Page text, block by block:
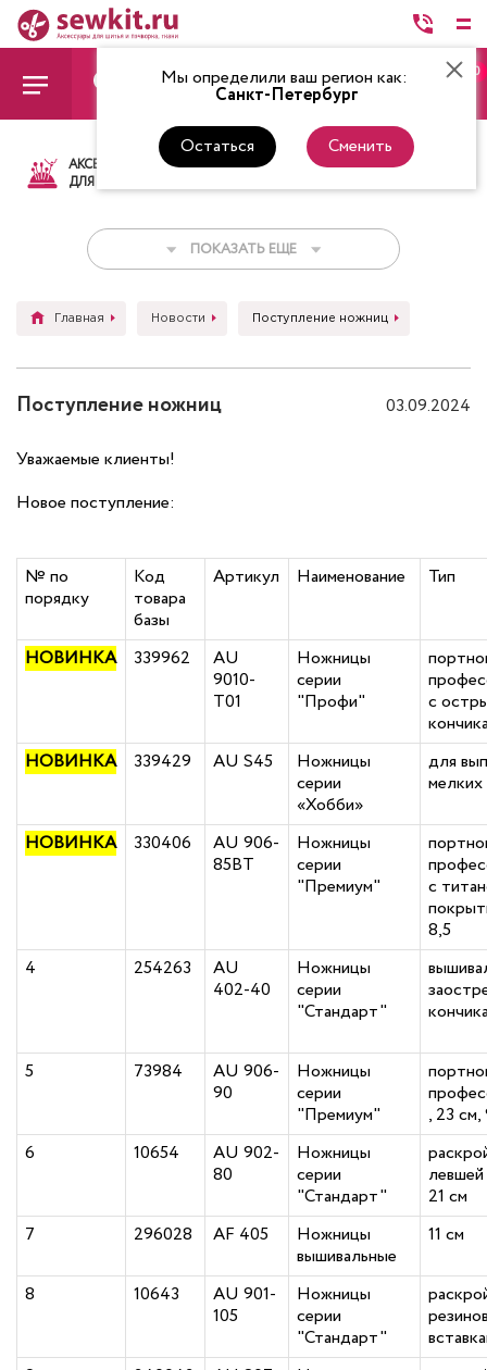
Мы определили ваш регион как:
Санкт-Петербург
Остаться Сменить
0
АКСЕССУАРЫ
ДЛЯ ШИТЬЯ
ТКАНИ НИТКИ
ПОКАЗАТЬ ЕЩЕ
Главная Новости Поступление ножниц
Поступление ножниц 03.09.2024
Уважаемые клиенты!
Новое поступление:
№ по
порядку
Код
товара
базы
Артикул Наименование Тип
НОВИНКА 339962
AU
9010-
T01
Ножницы
серии
"Профи"
с
НОВИНКА
339429 AU S45
Ножницы
серии
«Хобби»
для
мелких
НОВИНКА 330406
AU 906-
85BT
Ножницы
серии
"Премиум"
с
8,5
4
254263
AU
402-40
Ножницы
серии
"Стандарт"
5 73984
AU 906-
90
Ножницы
серии
"Премиум"
, 23
6
10654
AU 902-
80
Ножницы
серии
"Стандарт"
21 см
7
296028 AF 405
Ножницы
вышивальные
11 см
8 10643
AU 901-
105
Ножницы
серии
"Стандарт"